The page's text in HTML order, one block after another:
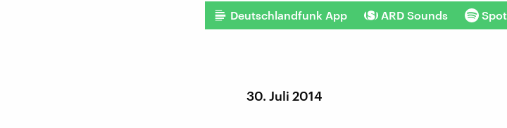
Deutschlandfunk App ARD Sounds
30. Juli 2014